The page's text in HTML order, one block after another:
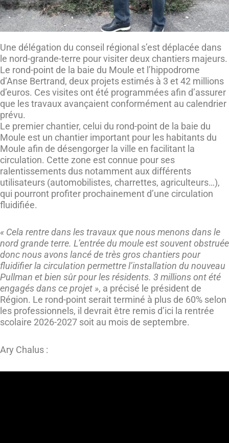
Une délégation du conseil régional s’est déplacée dans
le nord-grande-terre pour visiter deux chantiers majeurs.
Le rond-point de la baie du Moule et l’hippodrome
d’Anse Bertrand, deux projets estimés à 3 et 42 millions
d’euros. Ces visites ont été programmées afin d’assurer
que les travaux avançaient conformément au calendrier
prévu.
Le premier chantier, celui du rond-point de la baie du
Moule est un chantier important pour les habitants du
Moule afin de désengorger la ville en facilitant la
circulation. Cette zone est connue pour ses
ralentissements dus notamment aux différents
utilisateurs (automobilistes, charrettes, agriculteurs…),
qui pourront profiter prochainement d’une circulation
fluidifiée.
« Cela rentre dans les travaux que nous menons dans le
nord grande terre. L’entrée du moule est souvent obstruée
donc nous avons lancé de très gros chantiers pour
fluidifier la circulation permettre l’installation du nouveau
Pullman et bien sûr pour les résidents. 3 millions ont été
engagés dans ce projet », a précisé le président de
Région. Le rond-point serait terminé à plus de 60% selon
les professionnels, il devrait être remis d’ici la rentrée
scolaire 2026-2027 soit au mois de septembre.
Ary Chalus :